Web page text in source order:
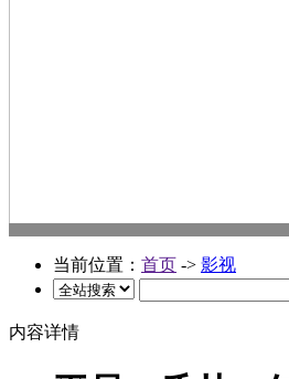
当前位置： 首页 -> 影视
内容详情